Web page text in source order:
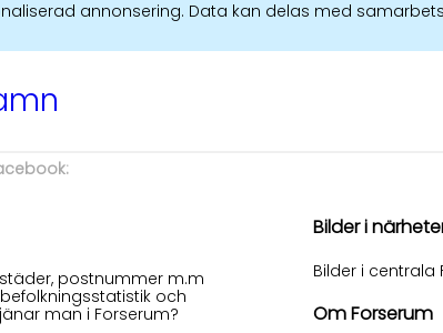
annonsering. Data kan delas med
postnummer m.m
och
man i Forserum?
Bilder i
Bilder i centrala
Om Forserum